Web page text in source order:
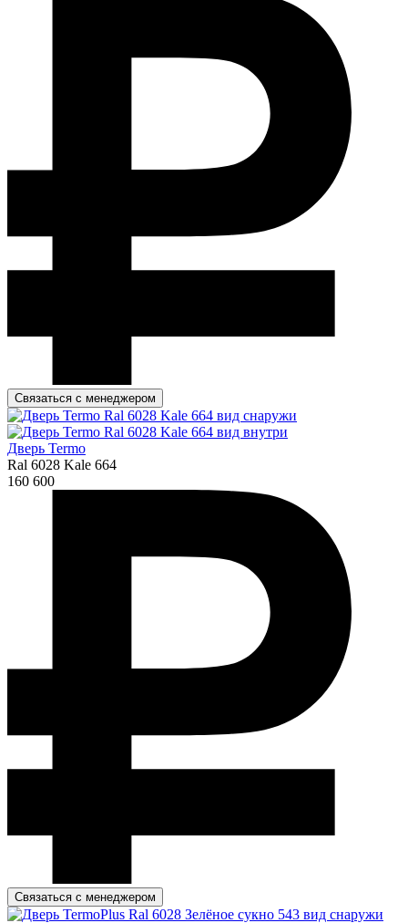
Связаться с менеджером
Дверь Termo
Ral 6028 Kale 664
160 600
Связаться с менеджером